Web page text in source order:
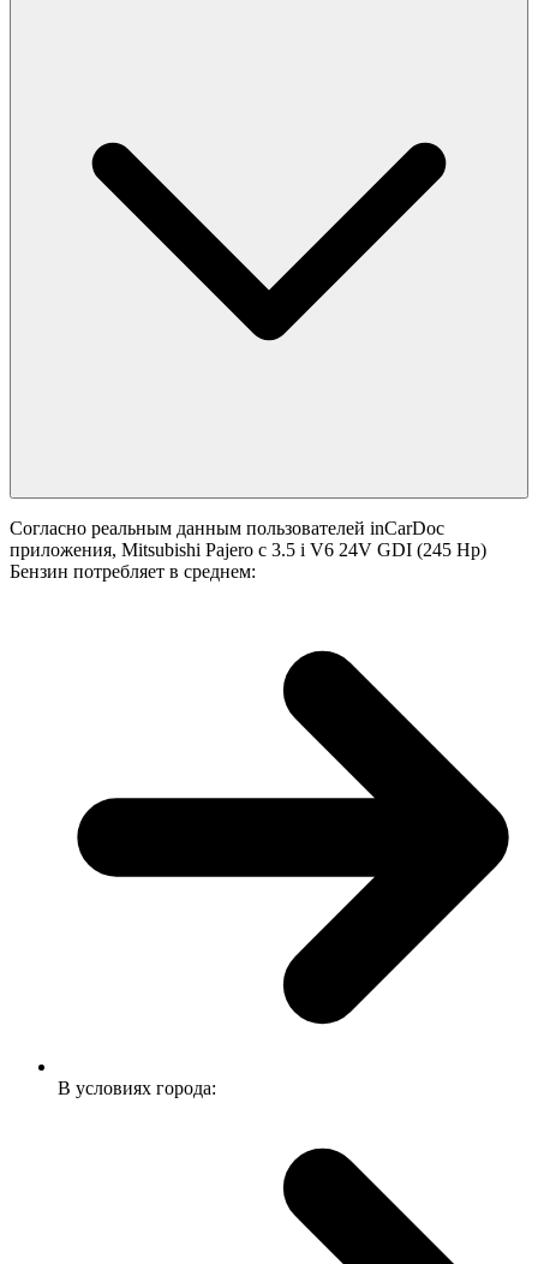
Согласно реальным данным пользователей inCarDoc
приложения, Mitsubishi Pajero с 3.5 i V6 24V GDI (245 Hp)
Бензин потребляет в среднем:
В условиях города: